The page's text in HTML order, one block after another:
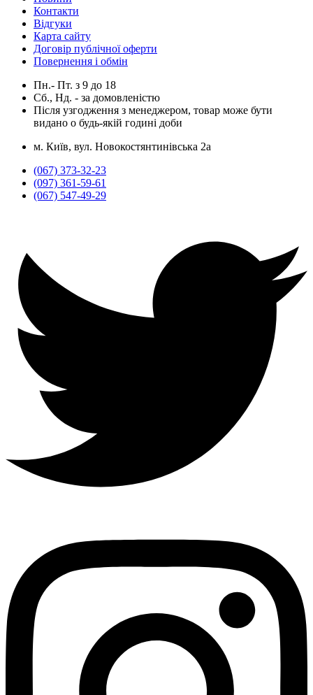
Контакти
Відгуки
Карта сайту
Договір публічної оферти
Повернення і обмін
Пн.- Пт. з 9 до 18
Сб., Нд. - за домовленістю
Після узгодження з менеджером, товар може бути
видано о будь-якій годині доби
м. Київ, вул. Новокостянтинівська 2а
(067) 373-32-23
(097) 361-59-61
(067) 547-49-29